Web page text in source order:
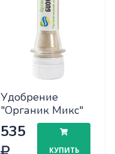
Удобрение
"Органик Микс"
Биокорень 20г
ампула
535
КУПИТЬ